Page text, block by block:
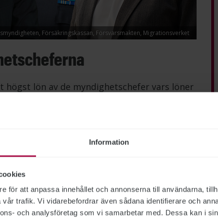
Information
för att anpassa innehållet och annonserna till användarna,
trafik. Vi vidarebefordrar även sådana identifierare och
och analysföretag som vi samarbetar med. Dessa kan i
Försäkringskassan, Försvarsmakten, Migrationsverket
lön av de myndighetschefer vars löner
Hon är först ut att tjäna över
så mycket som den generaldirektör som
slutar
med it-direktör Krister Dackland
som Arbetsförmedlingen gjort till